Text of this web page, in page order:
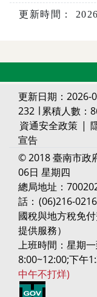
更新時間：
更新日期：2026-
232 ∣ 累積人數：
資通安全政策 |
宣告
© 2018 臺南市政
06日 星期四
總局地址：
話： (06)216-0216
國稅與地方稅免
提供服務）
上班時間：星期
8:00~12:00;下午
中午不打烊)